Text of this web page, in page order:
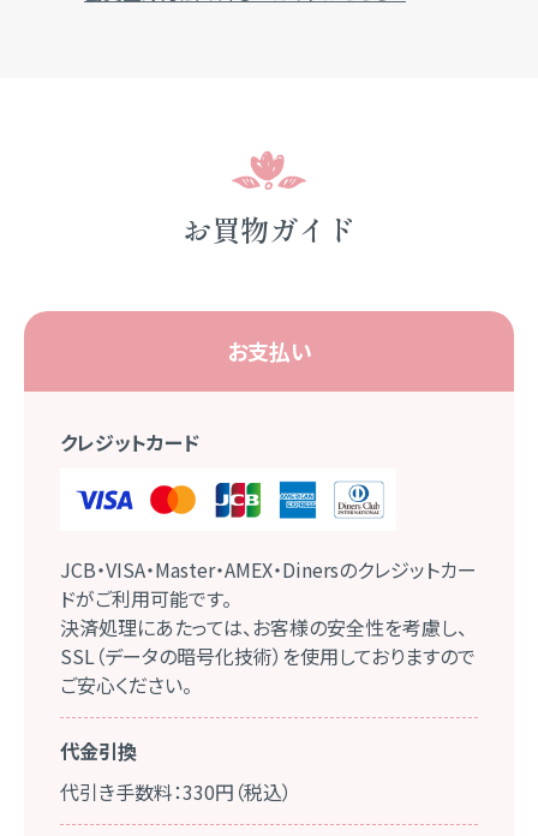
お買物ガイド
お支払い
クレジットカード
JCB・VISA・Master・AMEX・Dinersのクレジットカー
ドがご利用可能です。
決済処理にあたっては、お客様の安全性を考慮し、
SSL（データの暗号化技術）を使用しておりますので
ご安心ください。
代金引換
代引き手数料：330円（税込）